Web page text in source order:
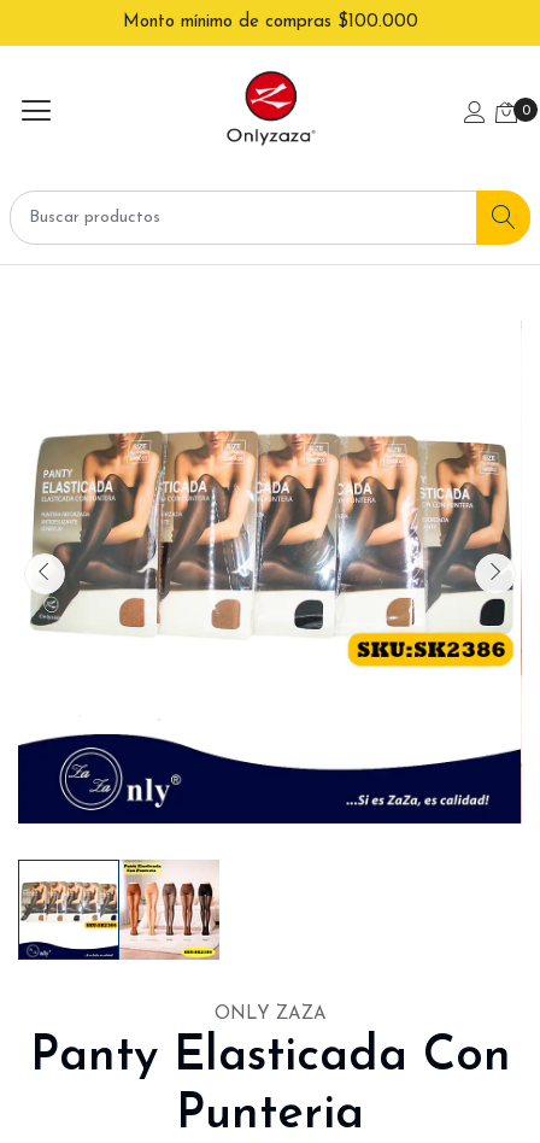
Monto mínimo de compras $100.000
0
ONLY ZAZA
Panty Elasticada Con
Punteria